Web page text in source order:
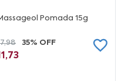
Pomada 15g
35% OFF